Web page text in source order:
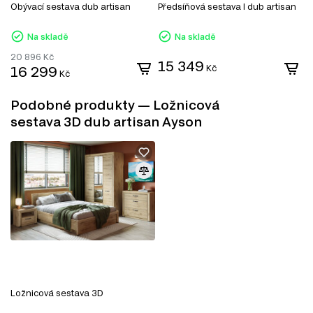
TV stolky
Konferenční stolky
Jídelní stoly
Jednolůžkové postele
Manželské postele
Šatní panely do předsíně
Úložný prostor
Noční stolky
Zrcadla
Botníky do předsíně
Kancelářské stoly
Obývací sestava dub artisan
Na skladě
20 896 Kč
16 299 Kč
Předsíňová sestava I dub artisan
Na skladě
15 349 Kč
Podobné produkty — Ložnicová
sestava 3D dub artisan Ayson
Ložnicová sestava 3D